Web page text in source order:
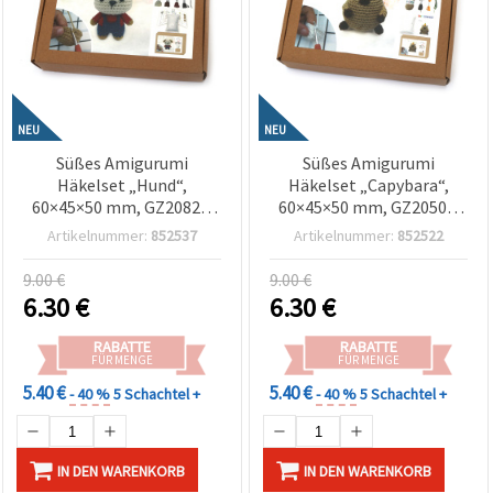
NEU
Süßes Amigurumi
Häkelset „Hund“,
60×45×50 mm, GZ2082 –
Ein Spaßiges &
Häkelprojekt, Perfekt für
Handgemachte
Geschenke und
Handarbeits-Fans
Artikelnummer: 852537
9.00 €
6.30€
RABATTE
FÜR MENGE
5.40 €- 40 %5 Schachtel +
IN DEN WARENKORB
NEU
Süßes Amigurumi
Häkelset „Capybara“,
60×45×50 mm, GZ2050 –
Entspannendes DIY-
handgemachtes
Geschenk für
Tierliebhaber und Häkel-
Fans
Artikelnummer: 852522
9.00 €
6.30€
RABATTE
FÜR MENGE
5.40 €- 40 %5 Schachtel +
IN DEN WARENKORB